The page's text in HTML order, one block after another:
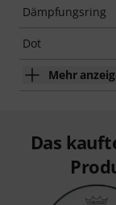
Dämpfungsring
Dot
Mehr
Das